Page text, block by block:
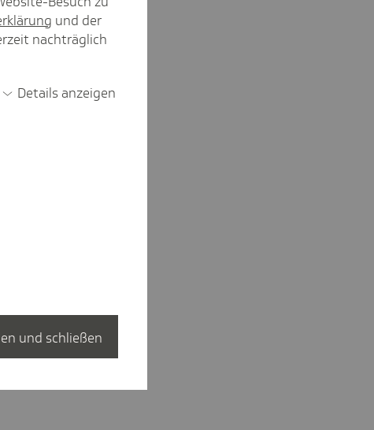
und der
nachträglich
Details anzeigen
und schließen